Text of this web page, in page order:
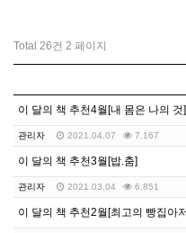
Total 26건 2 페이지
이 달의 책 추천4월[내 몸은 나의 것]
관리자 2021.04.07 7,167
이 달의 책 추천3월[밥.춤]
관리자 2021.03.04 6,851